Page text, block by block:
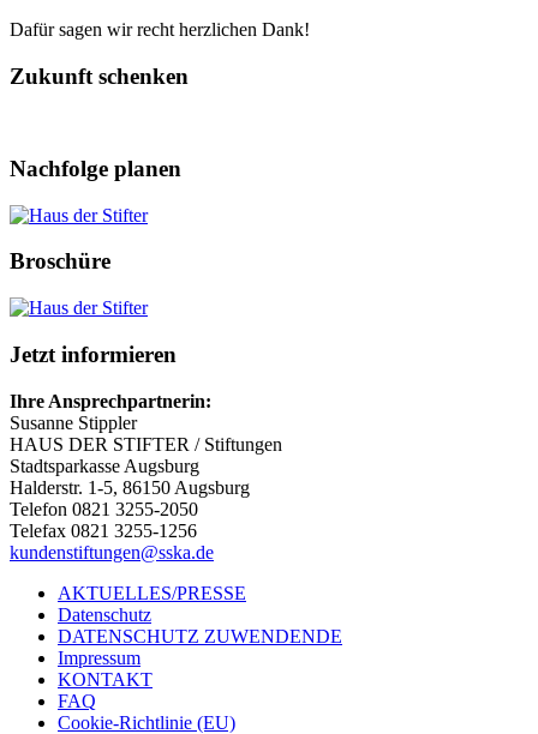
Dafür sagen wir recht herzlichen Dank!
Zukunft schenken
Nachfolge planen
Broschüre
Jetzt informieren
Ihre Ansprechpartnerin:
Susanne Stippler
HAUS DER STIFTER / Stiftungen
Stadtsparkasse Augsburg
Halderstr. 1-5, 86150 Augsburg
Telefon 0821 3255-2050
Telefax 0821 3255-1256
kundenstiftungen@sska.de
AKTUELLES/PRESSE
Datenschutz
DATENSCHUTZ ZUWENDENDE
Impressum
KONTAKT
FAQ
Cookie-Richtlinie (EU)